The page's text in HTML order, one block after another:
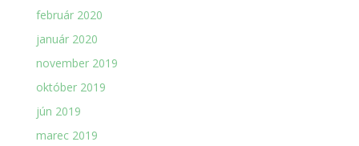
február 2020
január 2020
november 2019
október 2019
jún 2019
marec 2019